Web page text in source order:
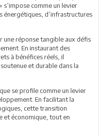
comme un levier
énergétiques, d’infrastructures
réponse tangible aux défis
En instaurant des
à bénéfices réels, il
et durable dans la
se profile comme un levier
En facilitant la
cette transition
et économique, tout en